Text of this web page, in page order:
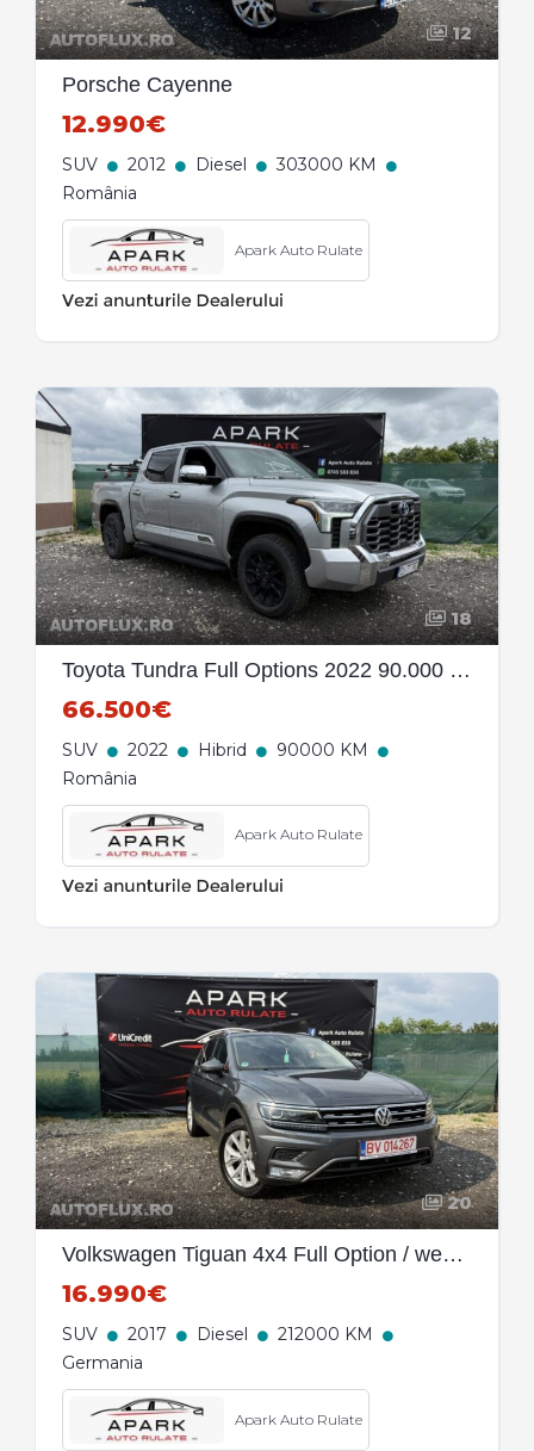
12
Porsche Cayenne
12.990€
SUV 2012 Diesel
303000 KM
România
Apark Auto Rulate
18
Toyota Tundra Full Options 2022 90.000 km
66.500€
SUV 2022 Hibrid
90000 KM
România
Apark Auto Rulate
20
Volkswagen Tiguan 4x4 Full Option / webasto / bicolor/ faruri metrix / incalzire volan / acc+
16.990€
SUV 2017 Diesel
212000 KM
Germania
Apark Auto Rulate